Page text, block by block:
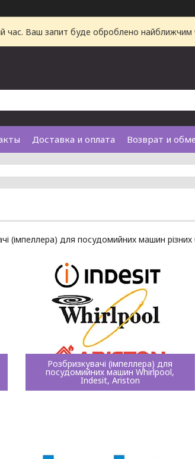
час. Ваш запит буде оброблено найближчим
Доставка и оплата Возврат и
(імпеллера) для посудомийних машин різних
Розбризкувачі (імпеллера) для
посудомийних машин Whirlpool,
Indesit, Ariston